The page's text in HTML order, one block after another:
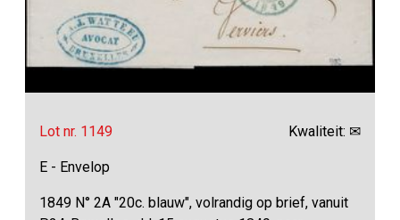
Lot nr. 1149 Kwaliteit: ✉
E - Envelop
1849 N° 2A "20c. blauw", volrandig op brief, vanuit